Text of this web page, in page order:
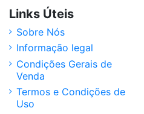
Links Úteis
Sobre Nós
Informação legal
Condições Gerais de
Venda
Termos e Condições de
Uso